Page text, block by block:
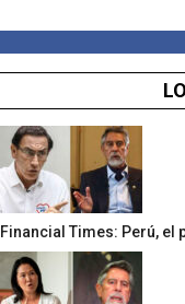
Financial Times: Perú, el